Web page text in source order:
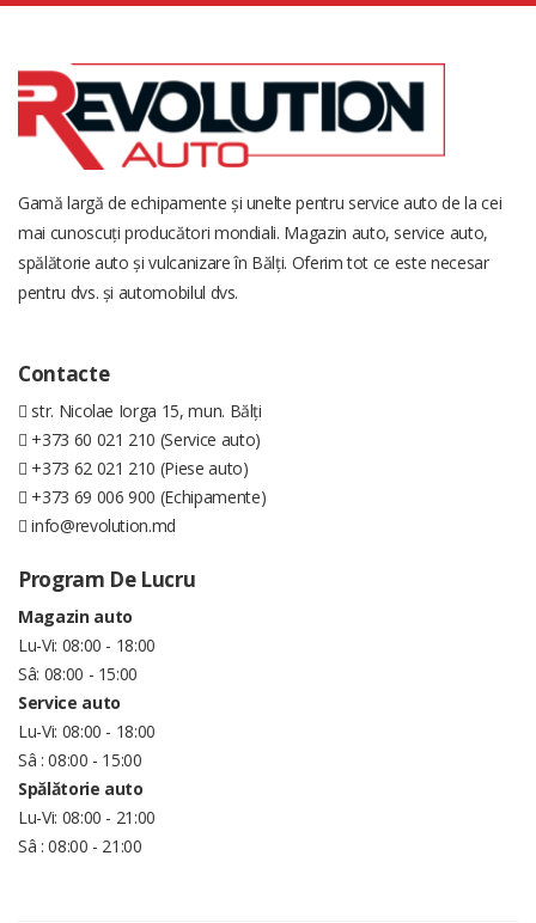
Gamă largă de echipamente și unelte pentru service auto de la cei
mai cunoscuți producători mondiali. Magazin auto, service auto,
spălătorie auto și vulcanizare în Bălți. Oferim tot ce este necesar
pentru dvs. și automobilul dvs.
Contacte
str. Nicolae Iorga 15, mun. Bălți
+373 60 021 210 (Service auto)
+373 62 021 210 (Piese auto)
+373 69 006 900 (Echipamente)
info@revolution.md
Program De Lucru
Magazin auto
Lu-Vi: 08:00 - 18:00
Sâ: 08:00 - 15:00
Service auto
Lu-Vi: 08:00 - 18:00
Sâ : 08:00 - 15:00
Spălătorie auto
Lu-Vi: 08:00 - 21:00
Sâ : 08:00 - 21:00